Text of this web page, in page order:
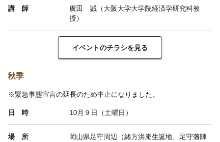
講 師
廣田 誠（大阪大学大学院経済学研究科教
授）
イベントのチラシを見る
秋季
※緊急事態宣言の延長のため中止になりました。
日 時 10月９日（土曜日）
場 所
岡山県足守周辺（緒方洪庵生誕地、足守藩陣